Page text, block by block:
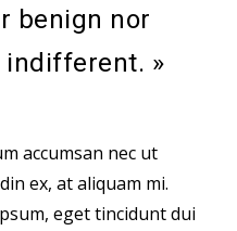
benign nor
indifferent. »
accumsan nec ut
ex, at aliquam mi.
eget tincidunt dui